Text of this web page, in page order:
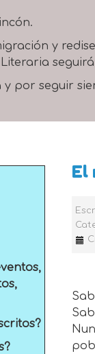
y
por seguir
El